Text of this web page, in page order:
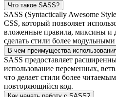
Что такое SASS?
SASS (Syntactically Awesome
CSS, который позволяет
вложенные правила, миксины и
сделать стили более
В чем преимущества
SASS предоставляет
использование переменных,
что делает стили более
повторяющийся код.